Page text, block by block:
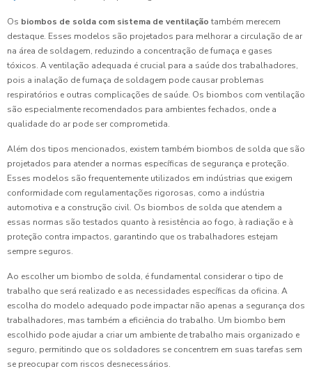
Os biombos de solda com sistema de ventilação também merecem
destaque. Esses modelos são projetados para melhorar a circulação de ar
na área de soldagem, reduzindo a concentração de fumaça e gases
tóxicos. A ventilação adequada é crucial para a saúde dos trabalhadores,
pois a inalação de fumaça de soldagem pode causar problemas
respiratórios e outras complicações de saúde. Os biombos com ventilação
são especialmente recomendados para ambientes fechados, onde a
qualidade do ar pode ser comprometida.
Além dos tipos mencionados, existem também biombos de solda que são
projetados para atender a normas específicas de segurança e proteção.
Esses modelos são frequentemente utilizados em indústrias que exigem
conformidade com regulamentações rigorosas, como a indústria
automotiva e a construção civil. Os biombos de solda que atendem a
essas normas são testados quanto à resistência ao fogo, à radiação e à
proteção contra impactos, garantindo que os trabalhadores estejam
sempre seguros.
Ao escolher um biombo de solda, é fundamental considerar o tipo de
trabalho que será realizado e as necessidades específicas da oficina. A
escolha do modelo adequado pode impactar não apenas a segurança dos
trabalhadores, mas também a eficiência do trabalho. Um biombo bem
escolhido pode ajudar a criar um ambiente de trabalho mais organizado e
seguro, permitindo que os soldadores se concentrem em suas tarefas sem
se preocupar com riscos desnecessários.